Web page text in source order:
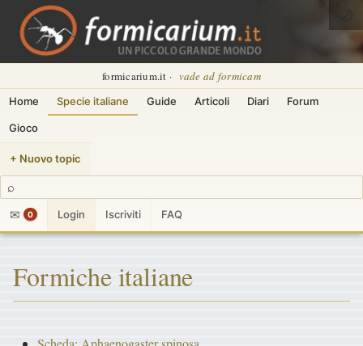
formicarium.it · vade ad formicam
Home Specie italiane Guide Articoli Diari Forum
Gioco
+ Nuovo topic
⌕
✉
0 Login Iscriviti FAQ
🌙
Formiche italiane